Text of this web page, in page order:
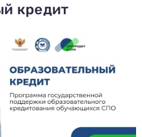
кредит